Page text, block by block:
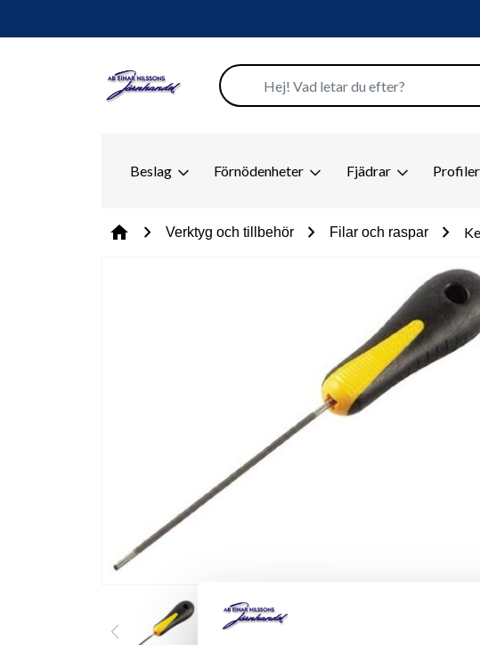
Beslag Förnödenheter Fjädrar
home chevron_right Verktyg och tillbehör chevron_right Filar och raspar chevron_right